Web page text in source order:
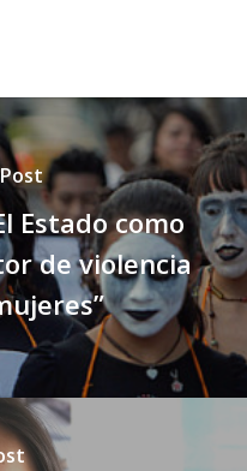
Estado como
de violencia